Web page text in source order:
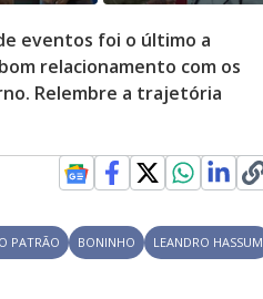
eventos foi o último a
relacionamento com os
Relembre a trajetória
PATRÃO BONINHO LEANDRO HASSUM